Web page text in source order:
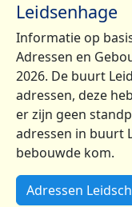
Leidsenhage
Informatie op
Adressen en
2026. De buurt
adressen, deze
er zijn geen
adressen in buurt
bebouwde kom.
Adressen